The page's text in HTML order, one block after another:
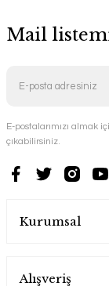
Mail
E-postalarımızı
çıkabilirsiniz.
Kurumsal
Alışveriş